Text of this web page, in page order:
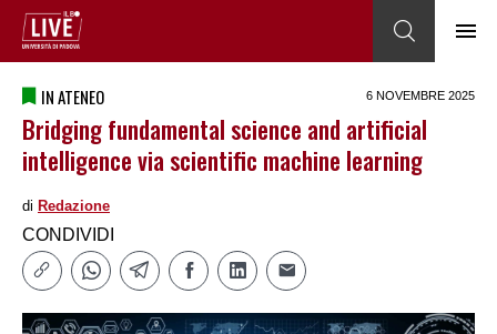
IN ATENEO 6 NOVEMBRE 2025
Bridging fundamental science and artificial
intelligence via scientific machine learning
di Redazione
CONDIVIDI